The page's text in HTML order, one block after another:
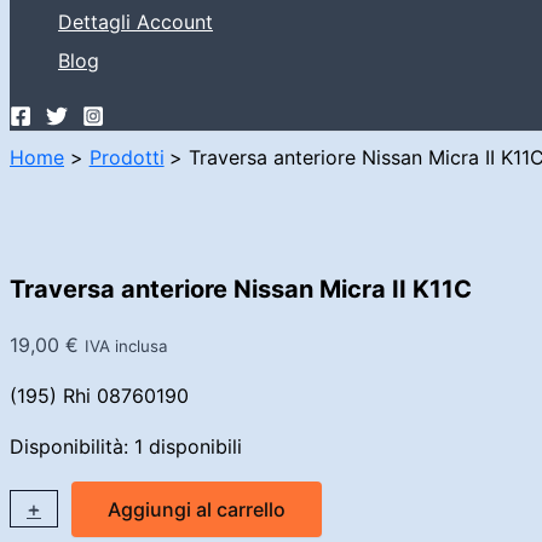
Dettagli Account
Blog
Home Prodotti Traversa anteriore Nissan Micra II
Traversa anteriore Nissan Micra II K11C
19,00 € IVA inclusa
(195) Rhi 08760190
Disponibilità: 1 disponibili
-
Traversa
anteriore
+
Aggiungi al carrello